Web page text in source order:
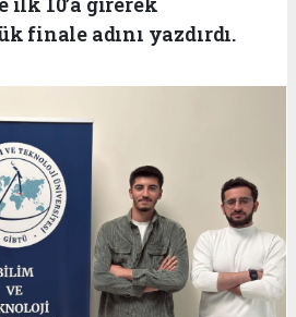
finale adını yazdırdı.